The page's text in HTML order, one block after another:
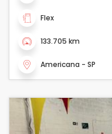
Flex
133.705 km
Americana - SP